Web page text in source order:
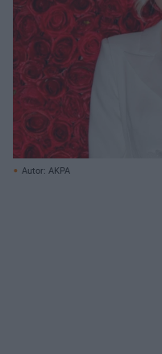
Autor: AKPA